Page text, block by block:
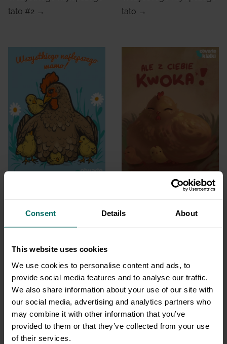
Consent Details About
This website uses cookies
We use cookies to personalise content and ads, to
provide social media features and to analyse our traffic.
We also share information about your use of our site with
our social media, advertising and analytics partners who
may combine it with other information that you’ve
provided to them or that they’ve collected from your use
of their services.
tato #2 →
tato →
mamo →